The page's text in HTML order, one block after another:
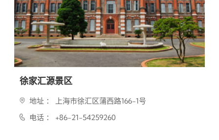
徐家汇源景区
地址 ： 上海市徐汇区蒲西路166-1号
电话 ： +86-21-54259260